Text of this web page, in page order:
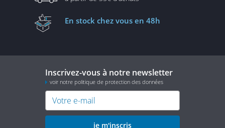
En stock chez vous en 48h
Inscrivez-vous à notre newsletter
voir notre politique de protection des données
je m'inscris